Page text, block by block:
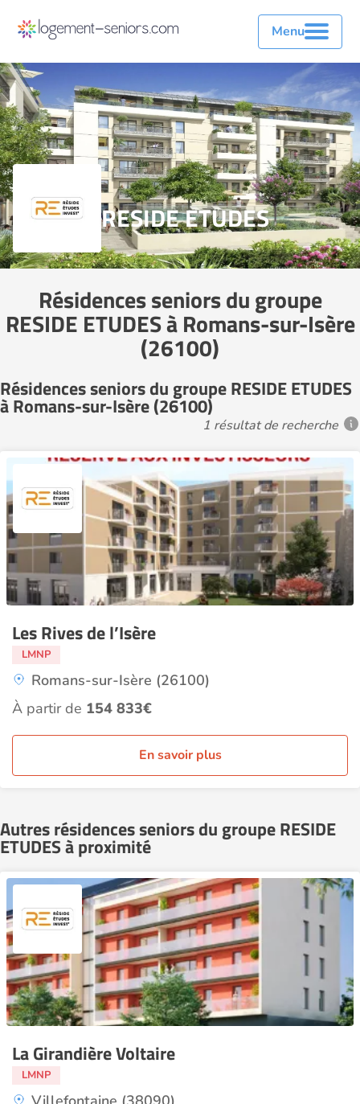
Menu
RESIDE ETUDES
Résidences seniors du groupe
RESIDE ETUDES à Romans-sur-Isère
(26100)
Résidences seniors du groupe RESIDE ETUDES
à Romans-sur-Isère (26100)
1 résultat de recherche
Les Rives de l’Isère
LMNP
Romans-sur-Isère (26100)
À partir de 154 833€
En savoir plus
Autres résidences seniors du groupe RESIDE
ETUDES à proximité
La Girandière Voltaire
LMNP